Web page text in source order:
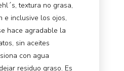
textura no grasa,
e inclusive los ojos,
hace agradable la
sin aceites
con agua
residuo graso. Es